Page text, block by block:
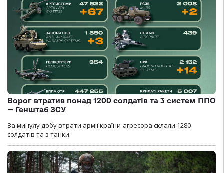
Ворог втратив понад 1200 солдатів та 3 систем ППО
— Генштаб ЗСУ
За минулу добу втрати армії країни-агресора склали 1280
солдатів та з танки.